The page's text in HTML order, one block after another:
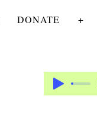
DONATE +